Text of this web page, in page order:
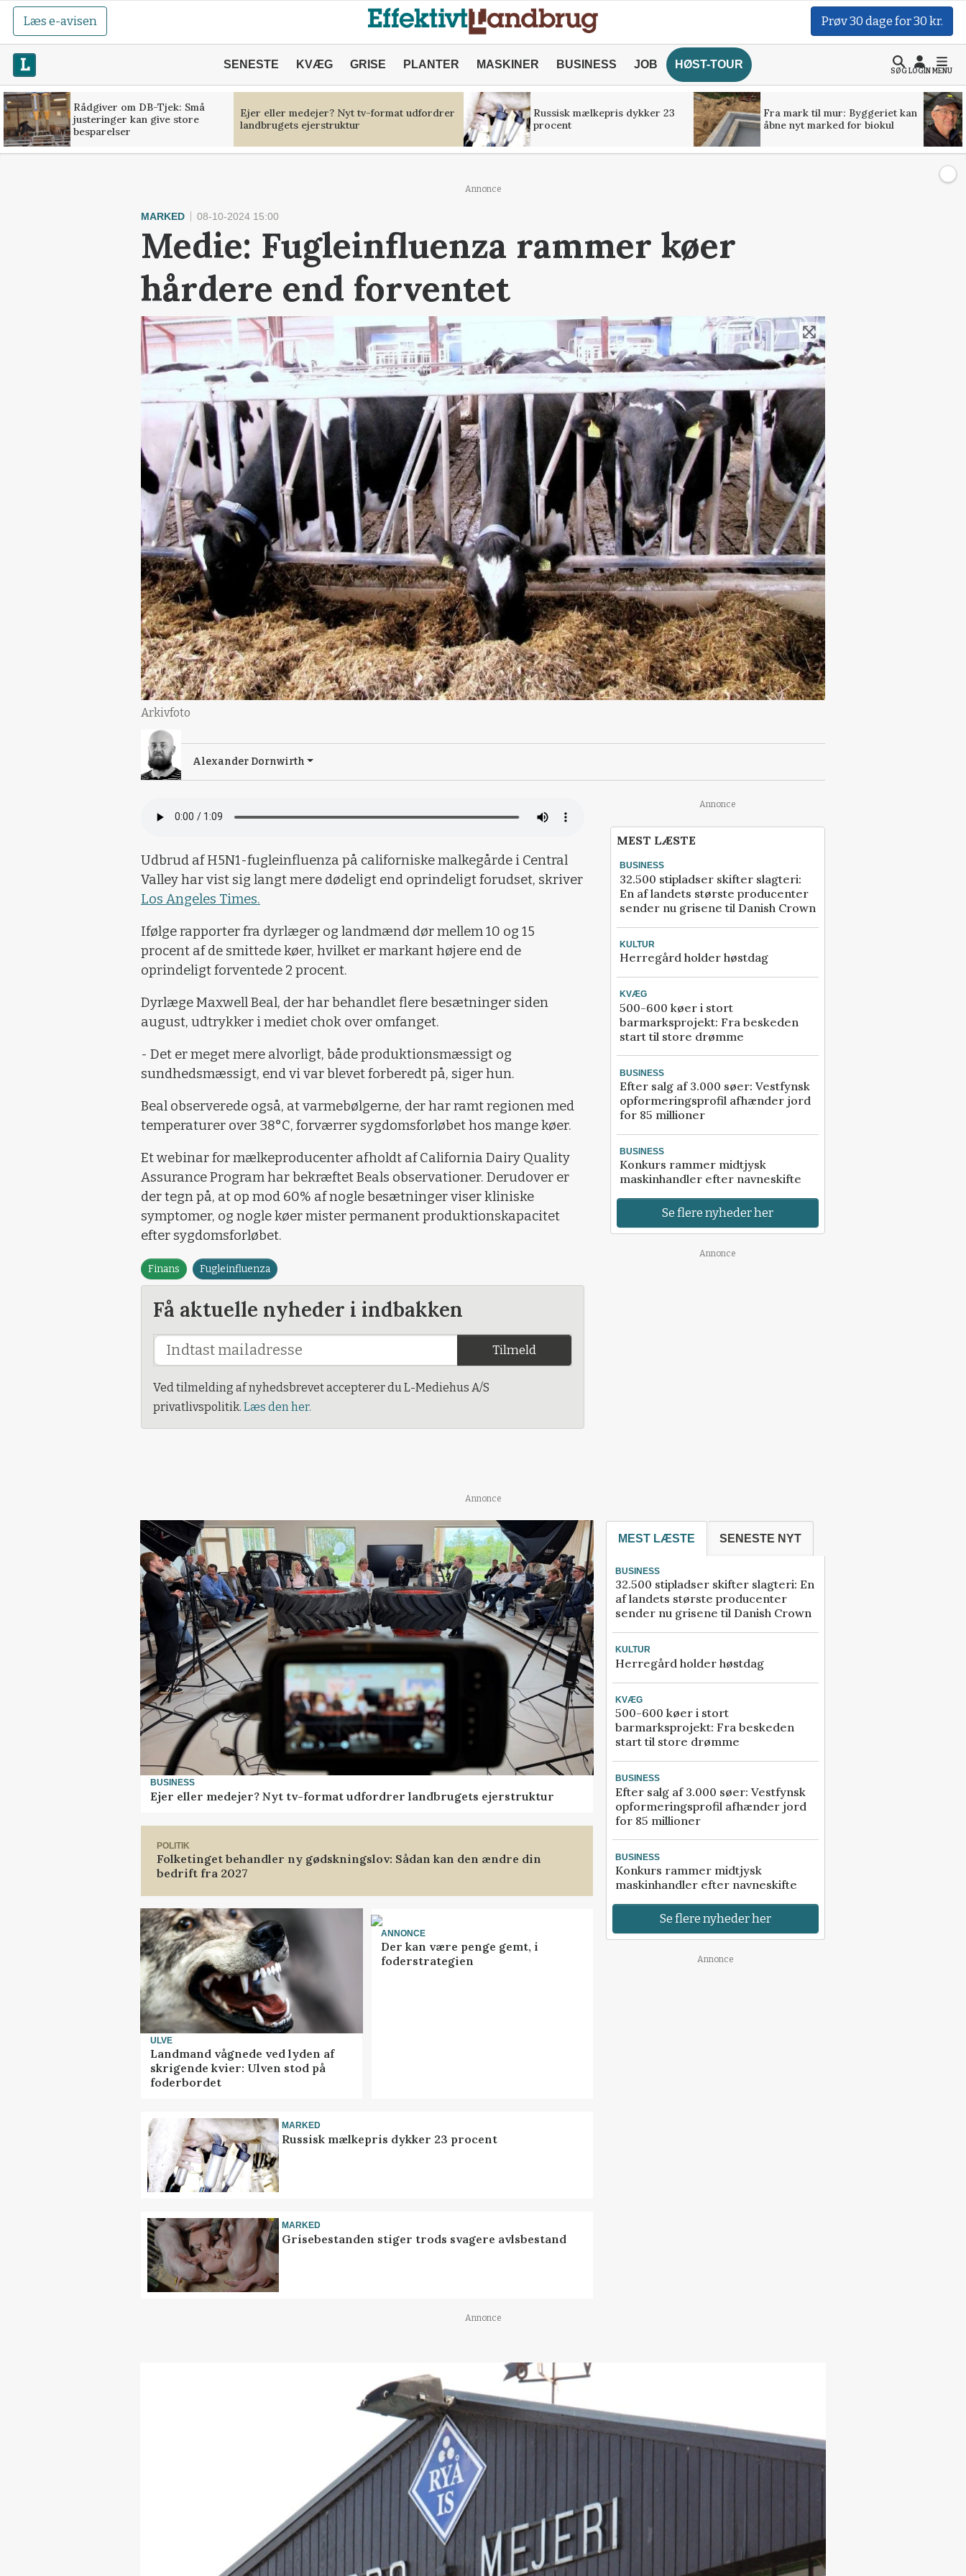
Læs e-avisen Prøv 30 dage for 30 kr.
SENESTE KVÆG GRISE PLANTER MASKINER BUSINESS JOB HØST-TOUR
SØGLOGINMENU
Rådgiver om DB-Tjek: Små
justeringer kan give store
besparelser
Ejer eller medejer? Nyt tv-format udfordrer
landbrugets ejerstruktur
Russisk mælkepris dykker 23
procent
Fra mark til mur: Byggeriet kan
åbne nyt marked for biokul
Annonce
MARKED 08-10-2024 15:00
Medie: Fugleinfluenza rammer køer
hårdere end forventet
Arkivfoto
Alexander Dornwirth
Udbrud af H5N1-fugleinfluenza på californiske malkegårde i Central
Valley har vist sig langt mere dødeligt end oprindeligt forudset, skriver
Los Angeles Times.
Ifølge rapporter fra dyrlæger og landmænd dør mellem 10 og 15
procent af de smittede køer, hvilket er markant højere end de
oprindeligt forventede 2 procent.
Dyrlæge Maxwell Beal, der har behandlet flere besætninger siden
august, udtrykker i mediet chok over omfanget.
- Det er meget mere alvorligt, både produktionsmæssigt og
sundhedsmæssigt, end vi var blevet forberedt på, siger hun.
Beal observerede også, at varmebølgerne, der har ramt regionen med
temperaturer over 38°C, forværrer sygdomsforløbet hos mange køer.
Et webinar for mælkeproducenter afholdt af California Dairy Quality
Assurance Program har bekræftet Beals observationer. Derudover er
der tegn på, at op mod 60% af nogle besætninger viser kliniske
symptomer, og nogle køer mister permanent produktionskapacitet
efter sygdomsforløbet.
Finans Fugleinfluenza
Få aktuelle nyheder i indbakken
Tilmeld
Ved tilmelding af nyhedsbrevet accepterer du L-Mediehus A/S
privatlivspolitik. Læs den her.
Annonce
MEST LÆSTE
BUSINESS
32.500 stipladser skifter slagteri:
En af landets største producenter
sender nu grisene til Danish Crown
KULTUR
Herregård holder høstdag
KVÆG
500-600 køer i stort
barmarksprojekt: Fra beskeden
start til store drømme
BUSINESS
Efter salg af 3.000 søer: Vestfynsk
opformeringsprofil afhænder jord
for 85 millioner
BUSINESS
Konkurs rammer midtjysk
maskinhandler efter navneskifte
Se flere nyheder her
Annonce
Annonce
BUSINESS
Ejer eller medejer? Nyt tv-format udfordrer landbrugets ejerstruktur
POLITIK
Folketinget behandler ny gødskningslov: Sådan kan den ændre din
bedrift fra 2027
ULVE
Landmand vågnede ved lyden af
skrigende kvier: Ulven stod på
foderbordet
ANNONCE
Der kan være penge gemt, i
foderstrategien
MARKED
Russisk mælkepris dykker 23 procent
MARKED
Grisebestanden stiger trods svagere avlsbestand
MEST LÆSTE SENESTE NYT
BUSINESS
32.500 stipladser skifter slagteri: En
af landets største producenter
sender nu grisene til Danish Crown
KULTUR
Herregård holder høstdag
KVÆG
500-600 køer i stort
barmarksprojekt: Fra beskeden
start til store drømme
BUSINESS
Efter salg af 3.000 søer: Vestfynsk
opformeringsprofil afhænder jord
for 85 millioner
BUSINESS
Konkurs rammer midtjysk
maskinhandler efter navneskifte
Se flere nyheder her
Annonce
Annonce